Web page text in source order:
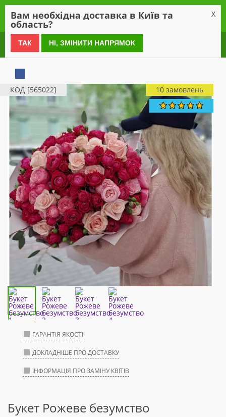
0 800 21 54 55
КОД [565022] 10 замовлень
ГАРАНТІЯ ЯКОСТІ
ДОКЛАДНІШЕ ПРО ДОСТАВКУ
ІНФОРМАЦІЯ ПРО ЗАМІНУ КВІТІВ
Букет Рожеве безумство
Вам необхідна доставка в Київ та
область?
X
ТАК НІ, ЗМІНИТИ НАПРЯМОК